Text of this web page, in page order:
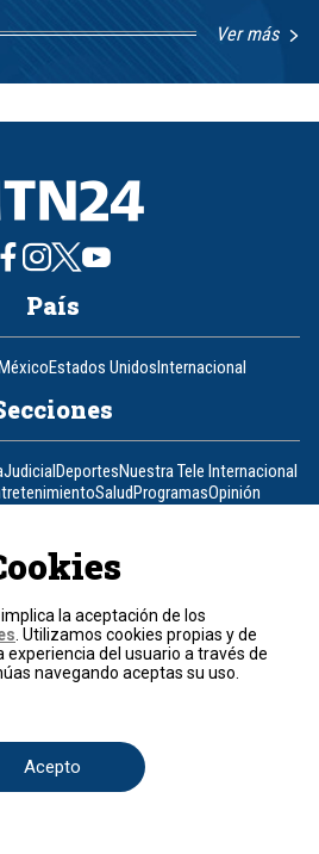
Ver más
País
Estados UnidosInternacional
JudicialDeportesNuestra Tele Internacional
SaludProgramasOpinión
MosciattiLa MañanaLa Noche
Mujeres de AtaqueRazón de Estado
al clienteAtención al inversionista
Código de autorregulación
Prensa RCN
la aceptación de los
. Utilizamos cookies propias y de
del usuario a través de
navegando aceptas su uso.
Acepto